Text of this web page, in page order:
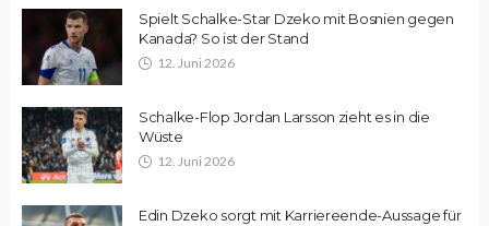
Spielt Schalke-Star Dzeko mit Bosnien gegen
Kanada? So ist der Stand
12. Juni 2026
Schalke-Flop Jordan Larsson zieht es in die
Wüste
12. Juni 2026
Edin Dzeko sorgt mit Karriereende-Aussage für